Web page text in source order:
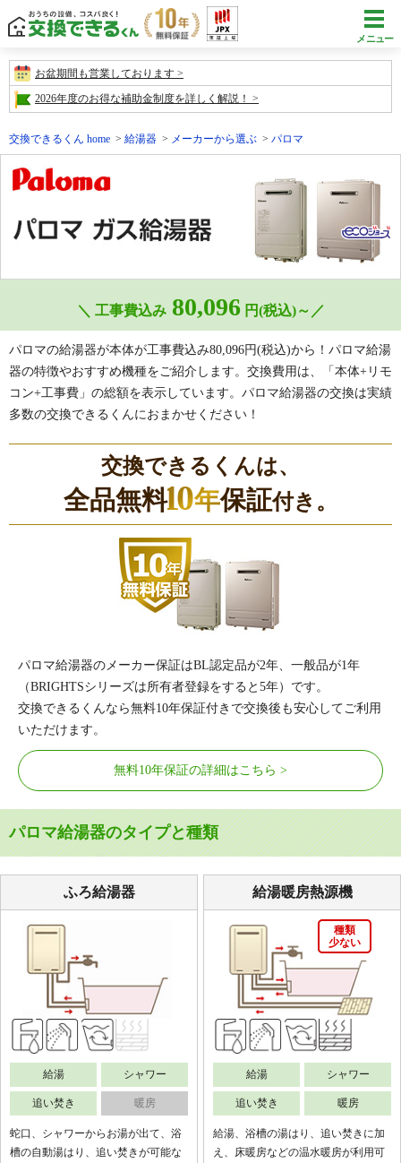
メニュー
お盆期間も営業しております
2026年度のお得な補助金制度を詳しく解説！
交換できるくん home 給湯器 メーカーから選ぶ パロマ
＼ 工事費込み 80,096円(税込)～／
パロマの給湯器が本体が工事費込み80,096円(税込)から！パロマ給湯
器の特徴やおすすめ機種をご紹介します。交換費用は、「本体+リモ
コン+工事費」の総額を表示しています。パロマ給湯器の交換は実績
多数の交換できるくんにおまかせください！
交換できるくんは、
全品無料10年保証付き。
パロマ給湯器のメーカー保証はBL認定品が2年、一般品が1年
（BRIGHTSシリーズは所有者登録をすると5年）です。
交換できるくんなら無料10年保証付きで交換後も安心してご利用
いただけます。
無料10年保証の詳細はこちら
パロマ給湯器のタイプと種類
ふろ給湯器
給湯 シャワー
追い焚き 暖房
蛇口、シャワーからお湯が出て、浴
槽の自動湯はり、追い焚きが可能な
給湯暖房熱源機
種類
少ない
給湯 シャワー
追い焚き 暖房
給湯、浴槽の湯はり、追い焚きに加
え、床暖房などの温水暖房が利用可